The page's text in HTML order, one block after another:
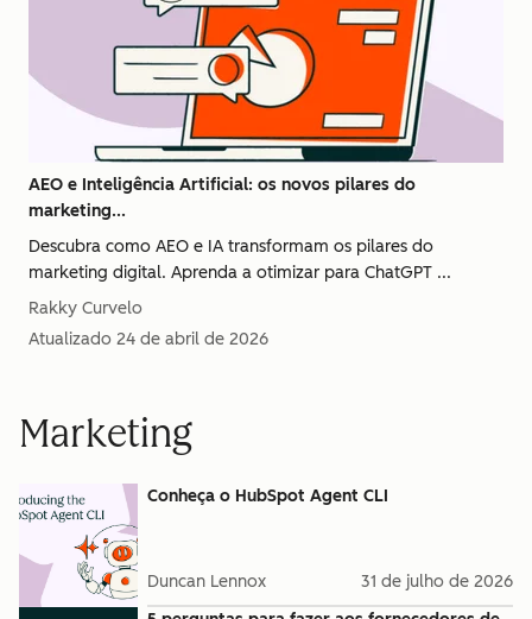
AEO e Inteligência Artificial: os novos pilares do
marketing...
Descubra como AEO e IA transformam os pilares do
marketing digital. Aprenda a otimizar para ChatGPT ...
Rakky Curvelo
Atualizado 24 de abril de 2026
Marketing
Conheça o HubSpot Agent CLI
Duncan Lennox
31 de julho de 2026